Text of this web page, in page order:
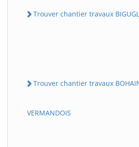
Trouver chantier travaux
Trouver chantier travaux
VERMANDOIS